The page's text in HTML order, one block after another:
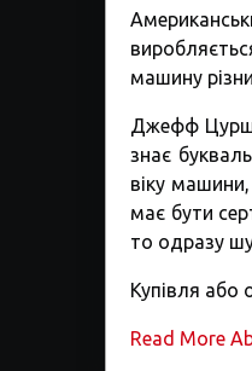
машину
Джефф
знає
віку
має бути
то одразу
Купівля або
Read More